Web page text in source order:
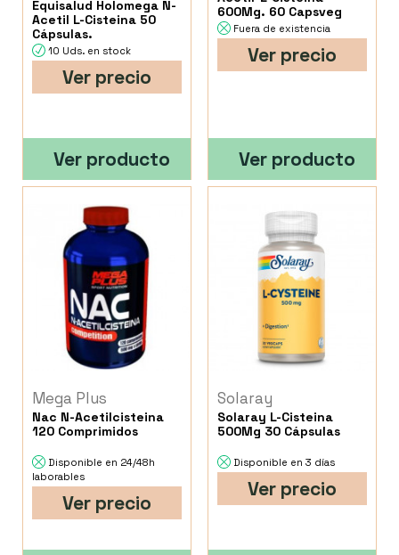
Equisalud Holomega N-
Acetil L-Cisteina 50
Cápsulas.
10 Uds. en stock
Ver precio
Ver producto
600Mg. 60 Capsveg
Fuera de existencia
Ver precio
Ver producto
Mega Plus
Nac N-Acetilcisteina
120 Comprimidos
Disponible en 24/48h
laborables
Ver precio
Solaray
Solaray L-Cisteina
500Mg 30 Cápsulas
Disponible en 3 días
Ver precio